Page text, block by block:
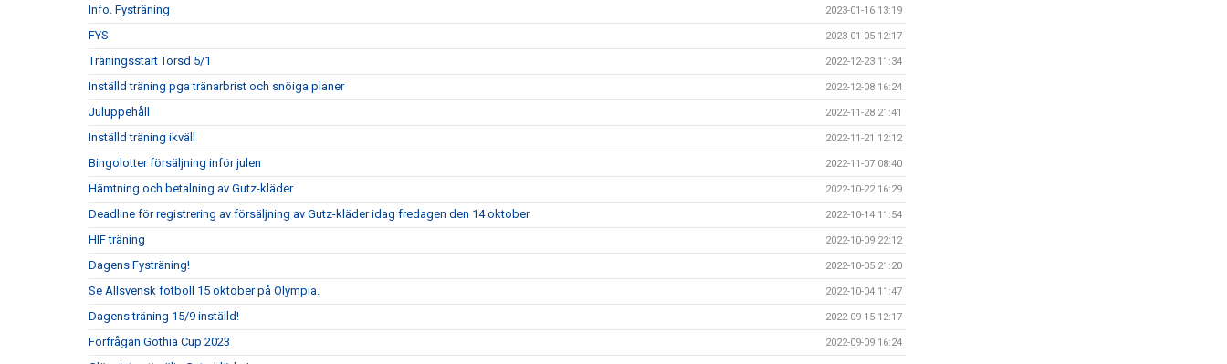
Info. Fysträning 2023-01-16 13:19
FYS 2023-01-05 12:17
Träningsstart Torsd 5/1 2022-12-23 11:34
Inställd träning pga tränarbrist och snöiga planer 2022-12-08 16:24
Juluppehåll 2022-11-28 21:41
Inställd träning ikväll 2022-11-21 12:12
Bingolotter försäljning inför julen 2022-11-07 08:40
Hämtning och betalning av Gutz-kläder 2022-10-22 16:29
Deadline för registrering av försäljning av Gutz-kläder idag fredagen den 14 oktober 2022-10-14 11:54
HIF träning 2022-10-09 22:12
Dagens Fysträning! 2022-10-05 21:20
Se Allsvensk fotboll 15 oktober på Olympia. 2022-10-04 11:47
Dagens träning 15/9 inställd! 2022-09-15 12:17
Förfrågan Gothia Cup 2023 2022-09-09 16:24